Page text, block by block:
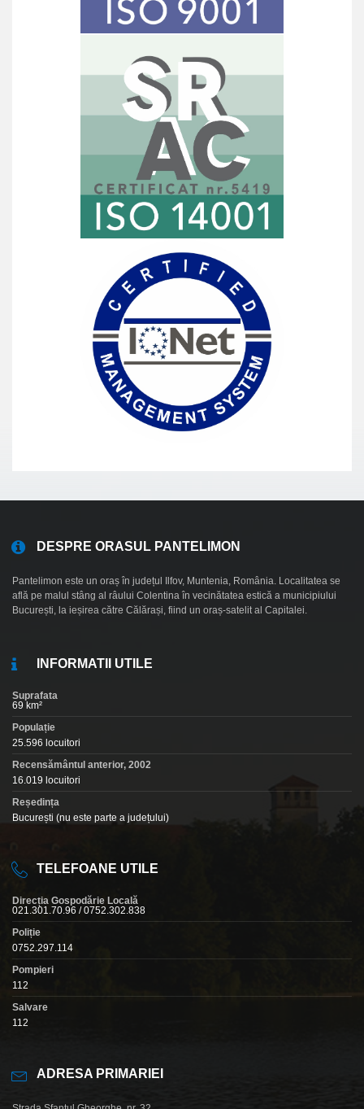
DESPRE ORASUL PANTELIMON
Pantelimon este un oraș în județul Ilfov, Muntenia, România. Localitatea se
află pe malul stâng al râului Colentina în vecinătatea estică a municipiului
București, la ieșirea către Călărași, fiind un oraș-satelit al Capitalei.
INFORMATII UTILE
Suprafata
69 km²
Populație
25.596 locuitori
Recensământul anterior, 2002
16.019 locuitori
Reședința
București (nu este parte a județului)
TELEFOANE UTILE
Direcția Gospodărie Locală
021.301.70.96 / 0752.302.838
Poliție
0752.297.114
Pompieri
112
Salvare
112
ADRESA PRIMARIEI